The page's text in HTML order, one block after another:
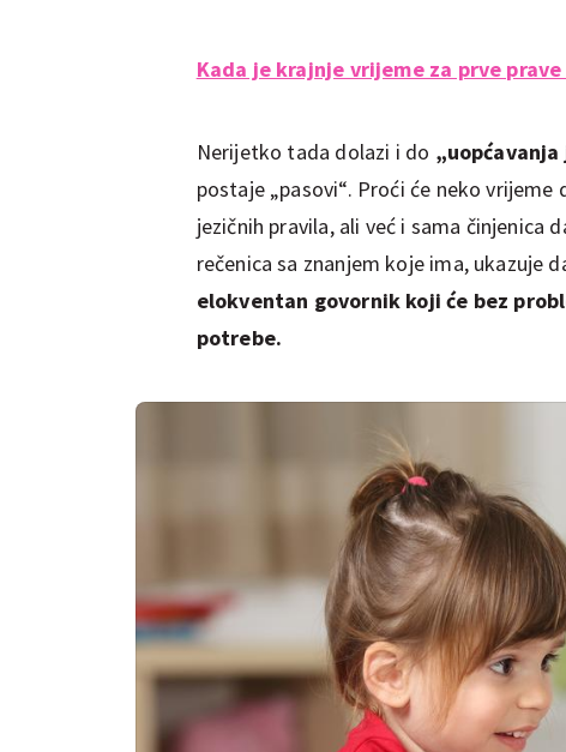
Kada je krajnje vrijeme za prve
Nerijetko tada dolazi i do
postaje „pasovi“. Proći će neko
jezičnih pravila, ali već i sama činjenica
rečenica sa znanjem koje ima, ukazuje
elokventan govornik koji će bez
potrebe.